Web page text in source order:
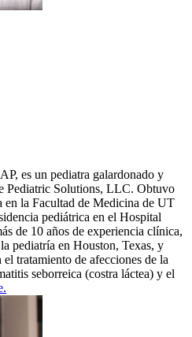
es un pediatra galardonado y
Pediatric Solutions, LLC. Obtuvo
la Facultad de Medicina de UT
pediátrica en el Hospital
de 10 años de experiencia clínica,
pediatría en Houston, Texas, y
tratamiento de afecciones de la
seborreica (costra láctea) y el